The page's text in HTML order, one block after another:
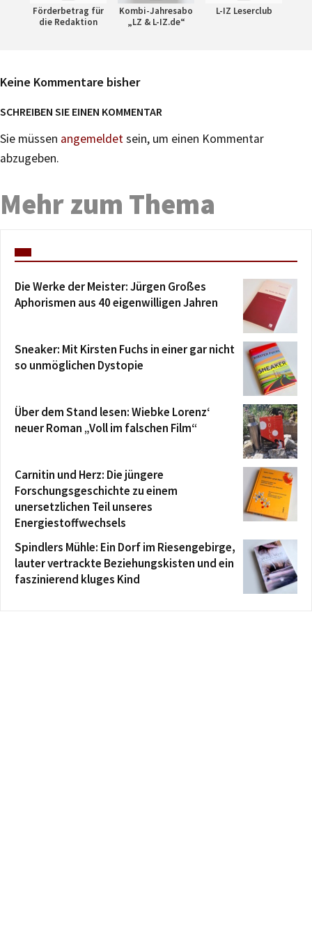
Förderbetrag für
die Redaktion
Kombi-Jahresabo
„LZ & L-IZ.de“
L-IZ Leserclub
Keine Kommentare bisher
SCHREIBEN SIE EINEN KOMMENTAR
Sie müssen angemeldetsein, um einen Kommentar
abzugeben.
Mehr zum Thema
Die Werke der Meister: Jürgen Großes
Aphorismen aus 40 eigenwilligen Jahren
Sneaker: Mit Kirsten Fuchs in einer gar nicht
so unmöglichen Dystopie
Über dem Stand lesen: Wiebke Lorenz‘
neuer Roman „Voll im falschen Film“
Carnitin und Herz: Die jüngere
Forschungsgeschichte zu einem
unersetzlichen Teil unseres
Energiestoffwechsels
Spindlers Mühle: Ein Dorf im Riesengebirge,
lauter vertrackte Beziehungskisten und ein
faszinierend kluges Kind